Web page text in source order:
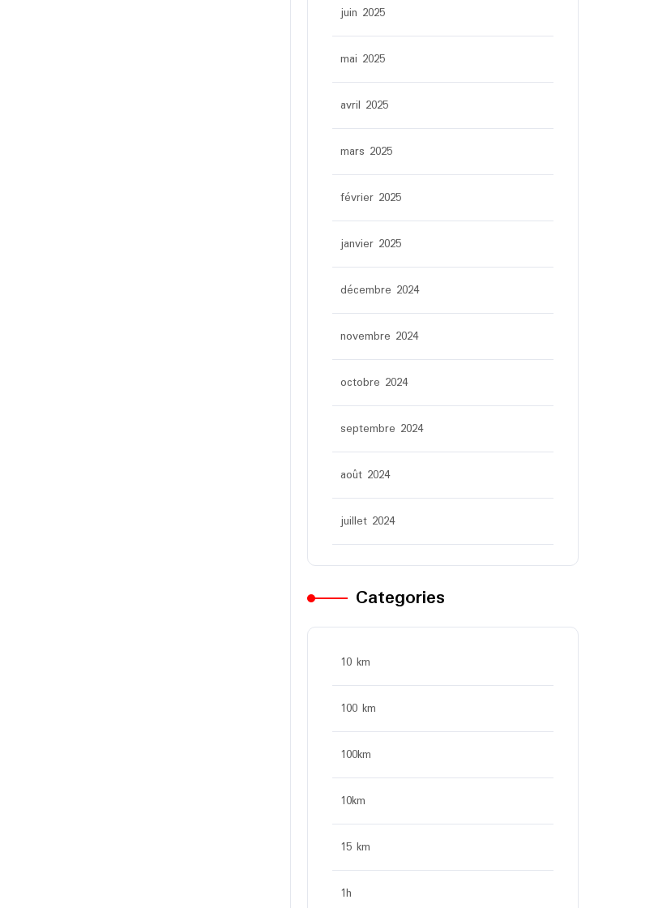
juin 2025
mai 2025
avril 2025
mars 2025
février 2025
janvier 2025
décembre 2024
novembre 2024
octobre 2024
septembre 2024
août 2024
juillet 2024
Categories
10 km
100 km
100km
10km
15 km
1h